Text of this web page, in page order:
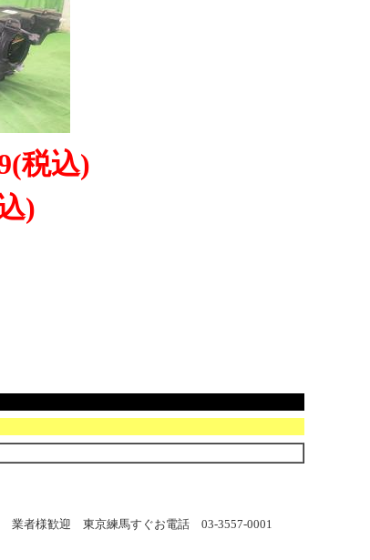
(税込)
)
者様歓迎 東京練馬すぐお電話 03-3557-0001